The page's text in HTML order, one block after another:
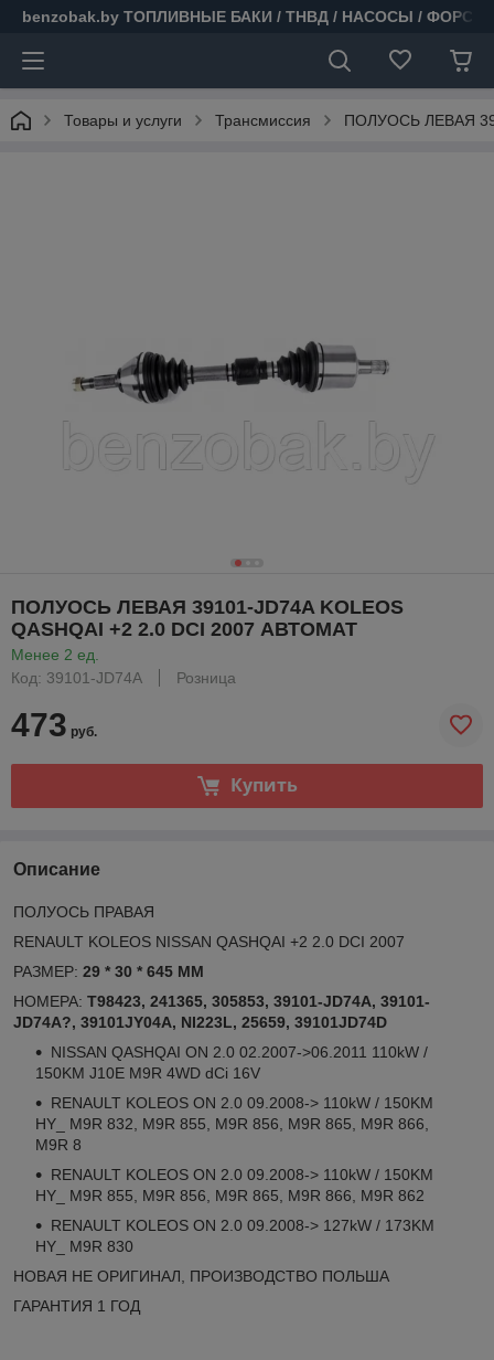
benzobak.by ТОПЛИВНЫЕ БАКИ / ТНВД / НАСОСЫ /
Товары и услуги Трансмиссия ПОЛУОСЬ ЛЕВАЯ
ПОЛУОСЬ ЛЕВАЯ 39101-JD74A KOLEOS
QASHQAI +2 2.0 DCI 2007 АВТОМАТ
Менее 2 ед.
Код: 39101-JD74A
Розница
473 руб.
Купить
Описание
ПОЛУОСЬ ПРАВАЯ
RENAULT KOLEOS NISSAN QASHQAI +2 2.0 DCI 2007
РАЗМЕР: 29 * 30 * 645 MM
НОМЕРА: T98423, 241365, 305853, 39101-JD74A, 39101-
JD74A?, 39101JY04A, NI223L, 25659, 39101JD74D
NISSAN QASHQAI ON 2.0 02.2007->06.2011 110kW /
150KM J10E M9R 4WD dCi 16V
RENAULT KOLEOS ON 2.0 09.2008-> 110kW / 150KM
HY_ M9R 832, M9R 855, M9R 856, M9R 865, M9R 866,
M9R 8
RENAULT KOLEOS ON 2.0 09.2008-> 110kW / 150KM
HY_ M9R 855, M9R 856, M9R 865, M9R 866, M9R 862
RENAULT KOLEOS ON 2.0 09.2008-> 127kW / 173KM
HY_ M9R 830
НОВАЯ НЕ ОРИГИНАЛ, ПРОИЗВОДСТВО ПОЛЬША
ГАРАНТИЯ 1 ГОД